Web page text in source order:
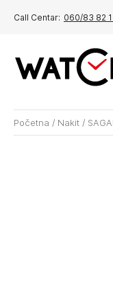
Call Centar: 060/83 82
Početna / Nakit /